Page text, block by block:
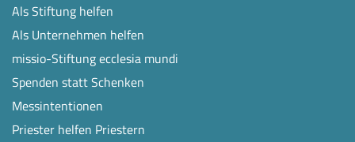
Als Stiftung helfen
Als Unternehmen helfen
missio-Stiftung ecclesia mundi
Spenden statt Schenken
Messintentionen
Priester helfen Priestern